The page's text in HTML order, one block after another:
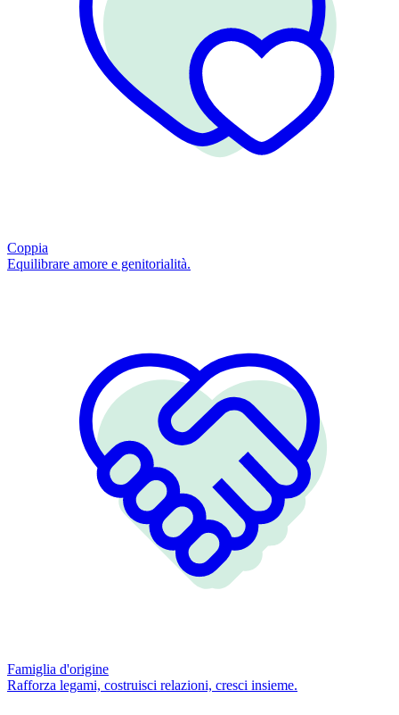
Coppia
Equilibrare amore e genitorialità.
Famiglia d'origine
Rafforza legami, costruisci relazioni, cresci insieme.